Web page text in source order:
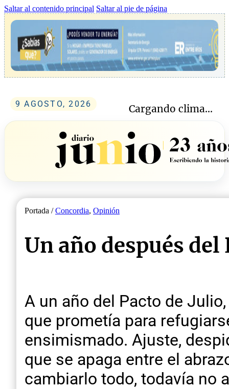
Saltar al contenido principal Saltar al pie de página
9 AGOSTO, 2026 Cargando clima...
Portada /Concordia, Opinión
Un año después
A un año del Pacto de
que prometía para
ensimismado. Ajuste,
que se apaga entre el
cambiarlo todo, todavía no